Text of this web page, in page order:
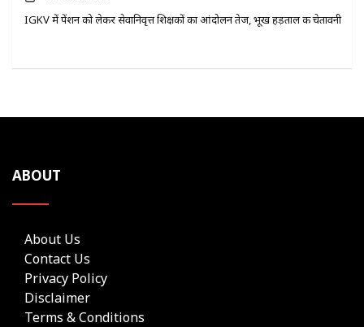
IGKV में पेंशन को लेकर सेवानिवृत्त शिक्षकों का आंदोलन तेज, भूख हड़ताल की चेतावनी
ABOUT
About Us
Contact Us
Privacy Policy
Disclaimer
Terms & Conditions